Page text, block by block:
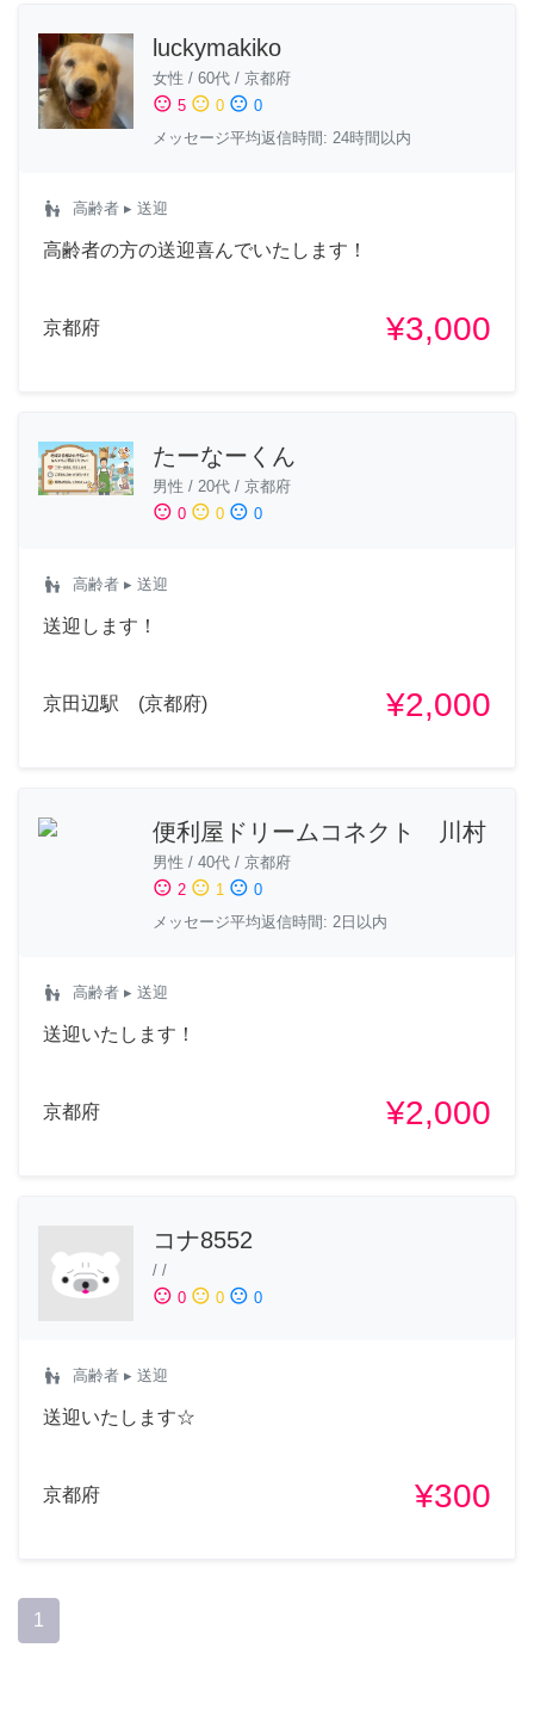
luckymakiko
女性 / 60代 / 京都府
sentiment_satisfied 5 sentiment_neutral 0 sentiment_dissatisfied 0
メッセージ平均返信時間: 24時間以内
escalator_warning 高齢者 ▸ 送迎
高齢者の方の送迎喜んでいたします！
京都府 ¥3,000
たーなーくん
男性 / 20代 / 京都府
sentiment_satisfied 0 sentiment_neutral 0 sentiment_dissatisfied 0
escalator_warning 高齢者 ▸ 送迎
送迎します！
京田辺駅 (京都府) ¥2,000
便利屋ドリームコネクト 川村
男性 / 40代 / 京都府
sentiment_satisfied 2 sentiment_neutral 1 sentiment_dissatisfied 0
メッセージ平均返信時間: 2日以内
escalator_warning 高齢者 ▸ 送迎
送迎いたします！
京都府 ¥2,000
コナ8552
/ /
sentiment_satisfied 0 sentiment_neutral 0 sentiment_dissatisfied 0
escalator_warning 高齢者 ▸ 送迎
送迎いたします☆
京都府 ¥300
1